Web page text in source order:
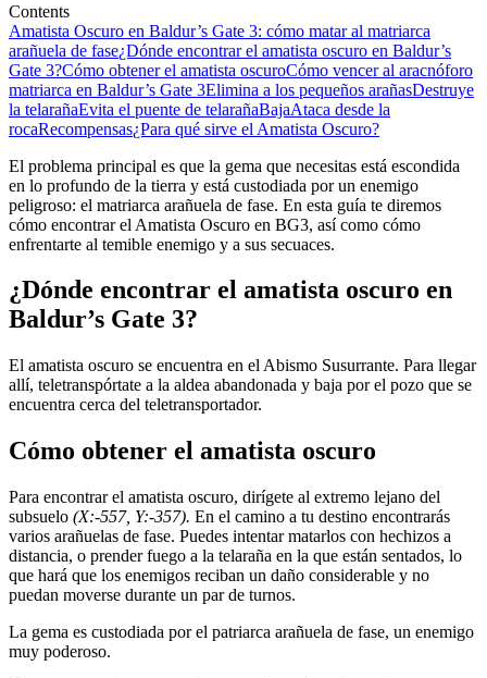
Contents
Amatista Oscuro en Baldur’s Gate 3: cómo matar al matriarca
arañuela de fase¿Dónde encontrar el amatista oscuro en Baldur’s
Gate 3?Cómo obtener el amatista oscuroCómo vencer al aracnóforo
matriarca en Baldur’s Gate 3Elimina a los pequeños arañasDestruye
la telarañaEvita el puente de telarañaBajaAtaca desde la
rocaRecompensas¿Para qué sirve el Amatista Oscuro?
El problema principal es que la gema que necesitas está escondida
en lo profundo de la tierra y está custodiada por un enemigo
peligroso: el matriarca arañuela de fase. En esta guía te diremos
cómo encontrar el Amatista Oscuro en BG3, así como cómo
enfrentarte al temible enemigo y a sus secuaces.
¿Dónde encontrar el amatista oscuro en
Baldur’s Gate 3?
El amatista oscuro se encuentra en el Abismo Susurrante. Para llegar
allí, teletranspórtate a la aldea abandonada y baja por el pozo que se
encuentra cerca del teletransportador.
Cómo obtener el amatista oscuro
Para encontrar el amatista oscuro, dirígete al extremo lejano del
subsuelo (X:-557, Y:-357). En el camino a tu destino encontrarás
varios arañuelas de fase. Puedes intentar matarlos con hechizos a
distancia, o prender fuego a la telaraña en la que están sentados, lo
que hará que los enemigos reciban un daño considerable y no
puedan moverse durante un par de turnos.
La gema es custodiada por el patriarca arañuela de fase, un enemigo
muy poderoso.